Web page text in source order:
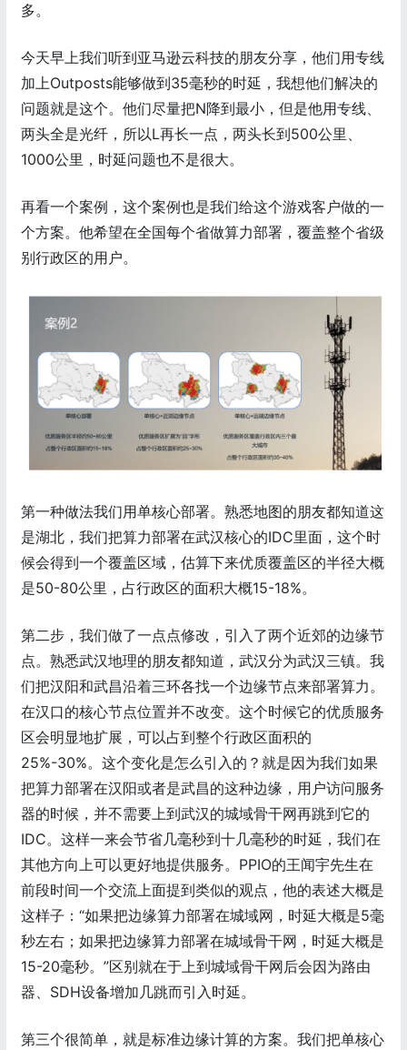
多。
今天早上我们听到亚马逊云科技的朋友分享，他们用专线
加上Outposts能够做到35毫秒的时延，我想他们解决的
问题就是这个。他们尽量把N降到最小，但是他用专线、
两头全是光纤，所以L再长一点，两头长到500公里、
1000公里，时延问题也不是很大。
再看一个案例，这个案例也是我们给这个游戏客户做的一
个方案。他希望在全国每个省做算力部署，覆盖整个省级
别行政区的用户。
第一种做法我们用单核心部署。熟悉地图的朋友都知道这
是湖北，我们把算力部署在武汉核心的IDC里面，这个时
候会得到一个覆盖区域，估算下来优质覆盖区的半径大概
是50-80公里，占行政区的面积大概15-18%。
第二步，我们做了一点点修改，引入了两个近郊的边缘节
点。熟悉武汉地理的朋友都知道，武汉分为武汉三镇。我
们把汉阳和武昌沿着三环各找一个边缘节点来部署算力。
在汉口的核心节点位置并不改变。这个时候它的优质服务
区会明显地扩展，可以占到整个行政区面积的
25%-30%。这个变化是怎么引入的？就是因为我们如果
把算力部署在汉阳或者是武昌的这种边缘，用户访问服务
器的时候，并不需要上到武汉的城域骨干网再跳到它的
IDC。这样一来会节省几毫秒到十几毫秒的时延，我们在
其他方向上可以更好地提供服务。PPIO的王闻宇先生在
前段时间一个交流上面提到类似的观点，他的表述大概是
这样子：“如果把边缘算力部署在城域网，时延大概是5毫
秒左右；如果把边缘算力部署在城域骨干网，时延大概是
15-20毫秒。”区别就在于上到城域骨干网后会因为路由
器、SDH设备增加几跳而引入时延。
第三个很简单，就是标准边缘计算的方案。我们把单核心